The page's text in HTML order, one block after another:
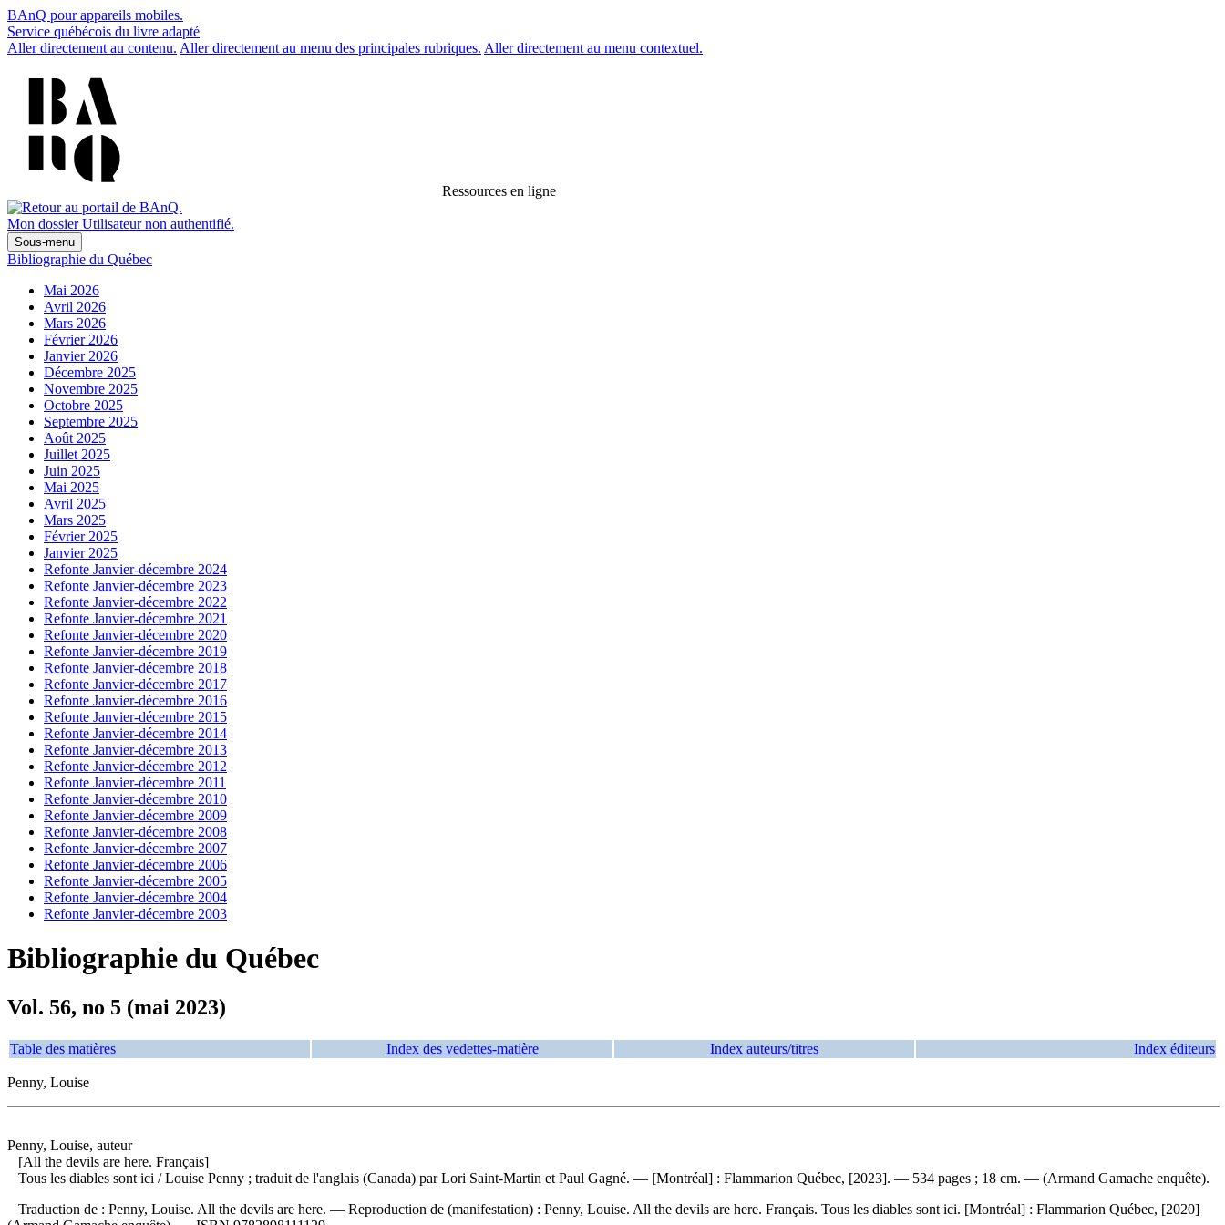
BAnQ pour appareils mobiles.
Service québécois du livre adapté
Aller directement au contenu. Aller directement au menu des principales rubriques. Aller directement au menu contextuel.
Ressources en ligne
Mon dossier Utilisateur non authentifié.
Sous-menu
Bibliographie du Québec
Mai 2026
Avril 2026
Mars 2026
Février 2026
Janvier 2026
Décembre 2025
Novembre 2025
Octobre 2025
Septembre 2025
Août 2025
Juillet 2025
Juin 2025
Mai 2025
Avril 2025
Mars 2025
Février 2025
Janvier 2025
Refonte Janvier-décembre 2024
Refonte Janvier-décembre 2023
Refonte Janvier-décembre 2022
Refonte Janvier-décembre 2021
Refonte Janvier-décembre 2020
Refonte Janvier-décembre 2019
Refonte Janvier-décembre 2018
Refonte Janvier-décembre 2017
Refonte Janvier-décembre 2016
Refonte Janvier-décembre 2015
Refonte Janvier-décembre 2014
Refonte Janvier-décembre 2013
Refonte Janvier-décembre 2012
Refonte Janvier-décembre 2011
Refonte Janvier-décembre 2010
Refonte Janvier-décembre 2009
Refonte Janvier-décembre 2008
Refonte Janvier-décembre 2007
Refonte Janvier-décembre 2006
Refonte Janvier-décembre 2005
Refonte Janvier-décembre 2004
Refonte Janvier-décembre 2003
Bibliographie du Québec
Vol. 56, no 5 (mai 2023)
Table des matières Index des vedettes-matière Index auteurs/titres Index éditeurs
Penny, Louise
Penny, Louise, auteur
[All the devils are here. Français]
Tous les diables sont ici / Louise Penny ; traduit de l'anglais (Canada) par Lori Saint-Martin et Paul Gagné. — [Montréal] : Flammarion Québec, [2023]. — 534 pages ; 18 cm. — (Armand Gamache enquête).
Traduction de : Penny, Louise. All the devils are here. — Reproduction de (manifestation) : Penny, Louise. All the devils are here. Français. Tous les diables sont ici. [Montréal] : Flammarion Québec, [2020]